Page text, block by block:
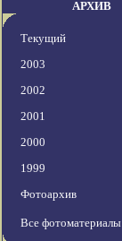
АРХИВ
Текущий
2003
2002
2001
2000
1999
Фотоархив
Все фотоматериалы